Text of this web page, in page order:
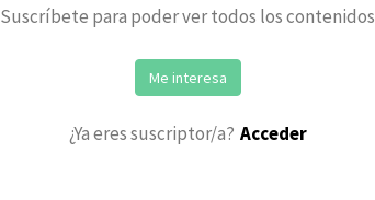
Suscríbete para poder ver todos los contenidos
Me interesa
¿Ya eres suscriptor/a? Acceder